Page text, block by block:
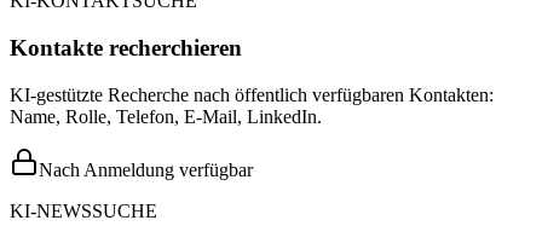
Kontakte recherchieren
KI-gestützte Recherche nach öffentlich verfügbaren Kontakten:
Name, Rolle, Telefon, E-Mail, LinkedIn.
Nach Anmeldung verfügbar
KI-NEWSSUCHE